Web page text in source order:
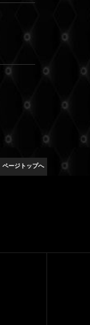
ページトップへ